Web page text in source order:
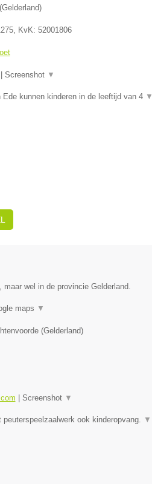
Gelderland)
, KvK: 52001806
Screenshot ▼
kunnen kinderen in de leeftijd van 4 ▼
wel in de provincie Gelderland.
maps ▼
(Gelderland)
Screenshot ▼
ook kinderopvang. ▼